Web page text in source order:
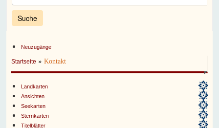
Neuzugänge
Startseite »Kontakt
Landkarten
Ansichten
Seekarten
Sternkarten
Titelblätter